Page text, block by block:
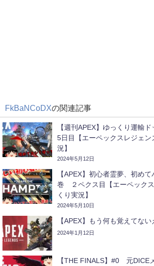
FkBaNCoDXの関連記事
【週刊APEX】ゆっくり運輸
5日目【エーペックスレジェン
況】
2024年5月12日
【APEX】初心者霊夢、初め
巻 ２ペクス目【エーペック
くり実況】
2024年5月10日
【APEX】もう何も覚えてな
2024年1月12日
【THE FINALS】#0 元DICE